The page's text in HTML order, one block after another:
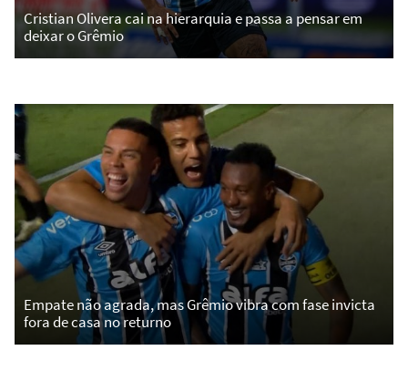
Cristian Olivera cai na hierarquia e passa a pensar em
deixar o Grêmio
Empate não agrada, mas Grêmio vibra com fase invicta
fora de casa no returno